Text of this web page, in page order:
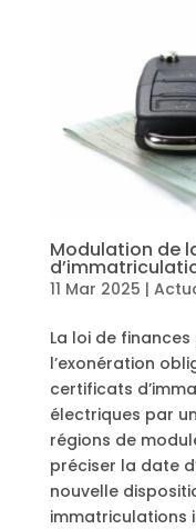
Modulation de
11 Mar 2025 |
La loi de
l’exonération
certificats
électriques par
régions de
préciser la date
nouvelle
immatriculations